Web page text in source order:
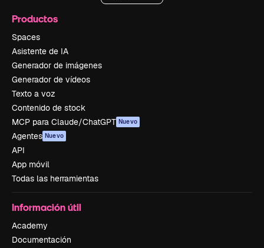
Productos
Spaces
Asistente de IA
Generador de imágenes
Generador de vídeos
Texto a voz
Contenido de stock
MCP para Claude/ChatGPT Nuevo
Agentes Nuevo
API
App móvil
Todas las herramientas
Información útil
Academy
Documentación